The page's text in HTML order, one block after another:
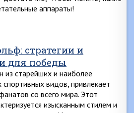
аппараты!
стратегии и
для победы
из старейших и наиболее
видов, привлекает
со всего мира. Этот
изысканным стилем и